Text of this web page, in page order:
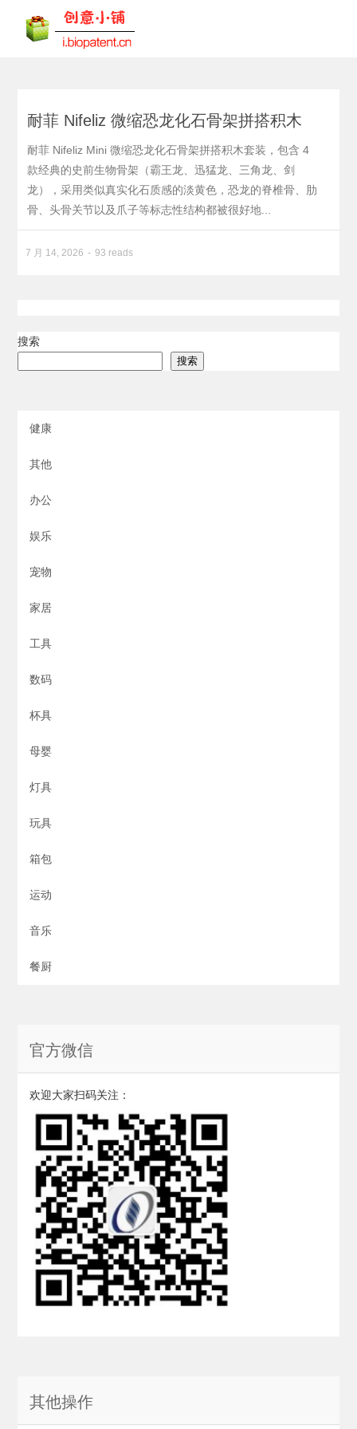
耐菲 Nifeliz 微缩恐龙化石骨架拼搭积木
耐菲 Nifeliz Mini 微缩恐龙化石骨架拼搭积木套装，包含 4
款经典的史前生物骨架（霸王龙、迅猛龙、三角龙、剑
龙），采用类似真实化石质感的淡黄色，恐龙的脊椎骨、肋
骨、头骨关节以及爪子等标志性结构都被很好地...
7 月 14, 2026 93 reads
搜索
搜索
健康
其他
办公
娱乐
宠物
家居
工具
数码
杯具
母婴
灯具
玩具
箱包
运动
音乐
餐厨
官方微信
欢迎大家扫码关注：
其他操作